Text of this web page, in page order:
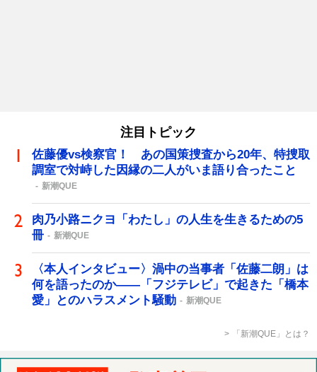
注目トピック
佐藤優vs検察官！ あの国策捜査から20年、特捜取
調室で対峙した因縁の二人がいま語り合ったこと
新潮QUE
肉乃小路ニクヨ「わたし」の人生を生きるための5
冊
新潮QUE
〈本人インタビュー〉渦中の当事者「佐藤二朗」は
何を語ったのか――「フジテレビ」で起きた「橋本
愛」とのハラスメント騒動
新潮QUE
「新潮QUE」とは？